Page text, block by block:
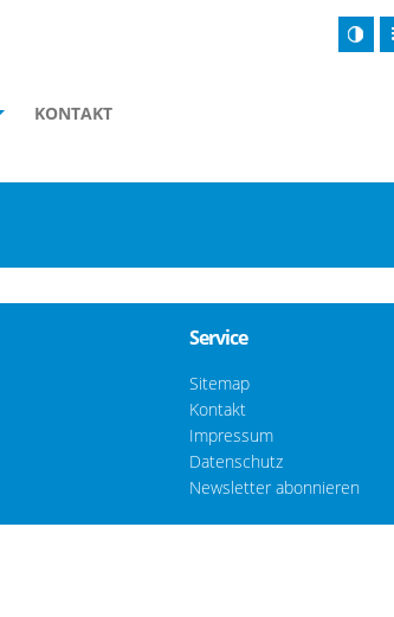
KONTAKT
Service
Sitemap
Kontakt
Impressum
Datenschutz
Newsletter abonnieren